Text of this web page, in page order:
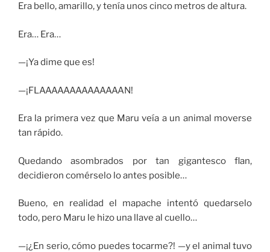
Era bello, amarillo, y tenía unos cinco metros de altura.
Era… Era…
—¡Ya dime que es!
—¡FLAAAAAAAAAAAAAAN!
Era la primera vez que Maru veía a un animal moverse
tan rápido.
Quedando asombrados por tan gigantesco flan,
decidieron comérselo lo antes posible…
Bueno, en realidad el mapache intentó quedarselo
todo, pero Maru le hizo una llave al cuello…
—¡¿En serio, cómo puedes tocarme?! —y el animal tuvo